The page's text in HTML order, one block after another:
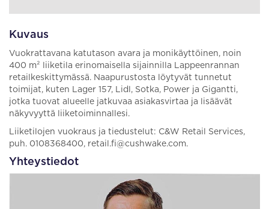
Kuvaus
Vuokrattavana katutason avara ja monikäyttöinen, noin
400 m² liiketila erinomaisella sijainnilla Lappeenrannan
retailkeskittymässä. Naapurustosta löytyvät tunnetut
toimijat, kuten Lager 157, Lidl, Sotka, Power ja Gigantti,
jotka tuovat alueelle jatkuvaa asiakasvirtaa ja lisäävät
näkyvyyttä liiketoiminnallesi.
Liiketilojen vuokraus ja tiedustelut: C&W Retail Services,
puh. 0108368400, retail.fi@cushwake.com.
Yhteystiedot